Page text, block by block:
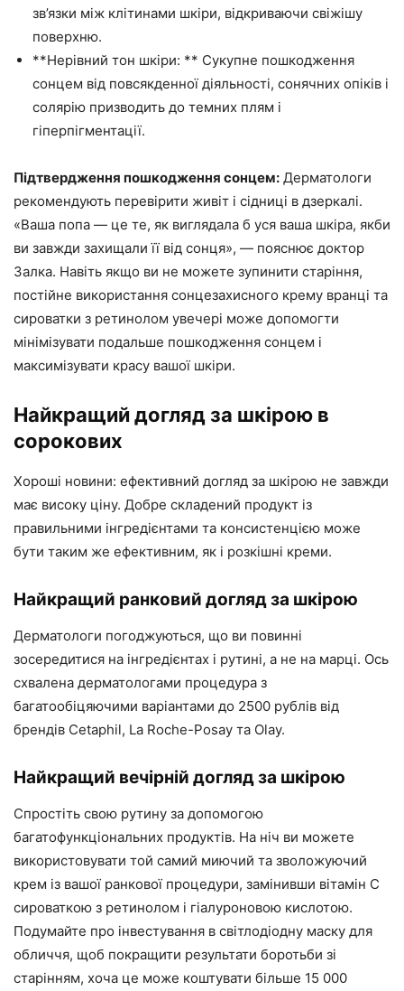
зв’язки між клітинами шкіри, відкриваючи свіжішу
поверхню.
**Нерівний тон шкіри: ** Сукупне пошкодження
сонцем від повсякденної діяльності, сонячних опіків і
солярію призводить до темних плям і
гіперпігментації.
Підтвердження пошкодження сонцем: Дерматологи
рекомендують перевірити живіт і сідниці в дзеркалі.
«Ваша попа — це те, як виглядала б уся ваша шкіра, якби
ви завжди захищали її від сонця», — пояснює доктор
Залка. Навіть якщо ви не можете зупинити старіння,
постійне використання сонцезахисного крему вранці та
сироватки з ретинолом увечері може допомогти
мінімізувати подальше пошкодження сонцем і
максимізувати красу вашої шкіри.
Найкращий догляд за шкірою в
сорокових
Хороші новини: ефективний догляд за шкірою не завжди
має високу ціну. Добре складений продукт із
правильними інгредієнтами та консистенцією може
бути таким же ефективним, як і розкішні креми.
Найкращий ранковий догляд за шкірою
Дерматологи погоджуються, що ви повинні
зосередитися на інгредієнтах і рутині, а не на марці. Ось
схвалена дерматологами процедура з
багатообіцяючими варіантами до 2500 рублів від
брендів Cetaphil, La Roche-Posay та Olay.
Найкращий вечірній догляд за шкірою
Спростіть свою рутину за допомогою
багатофункціональних продуктів. На ніч ви можете
використовувати той самий миючий та зволожуючий
крем із вашої ранкової процедури, замінивши вітамін С
сироваткою з ретинолом і гіалуроновою кислотою.
Подумайте про інвестування в світлодіодну маску для
обличчя, щоб покращити результати боротьби зі
старінням, хоча це може коштувати більше 15 000